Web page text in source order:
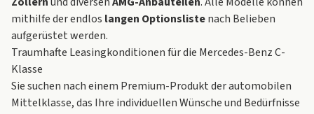
mithilfe der endlos langen Optionslistenach Belieben
aufgerüstet werden.
Traumhafte Leasingkonditionen für die Mercedes-Benz C-
Klasse
Sie suchen nach einem Premium-Produkt der automobilen
Mittelklasse, das Ihre individuellen Wünsche und Bedürfnisse